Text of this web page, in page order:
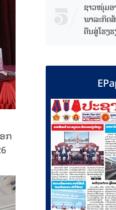
ກ
ຊາວໜຸ່ມ
ພາລະກິດ
ຄືນສູ່ໂຮງ